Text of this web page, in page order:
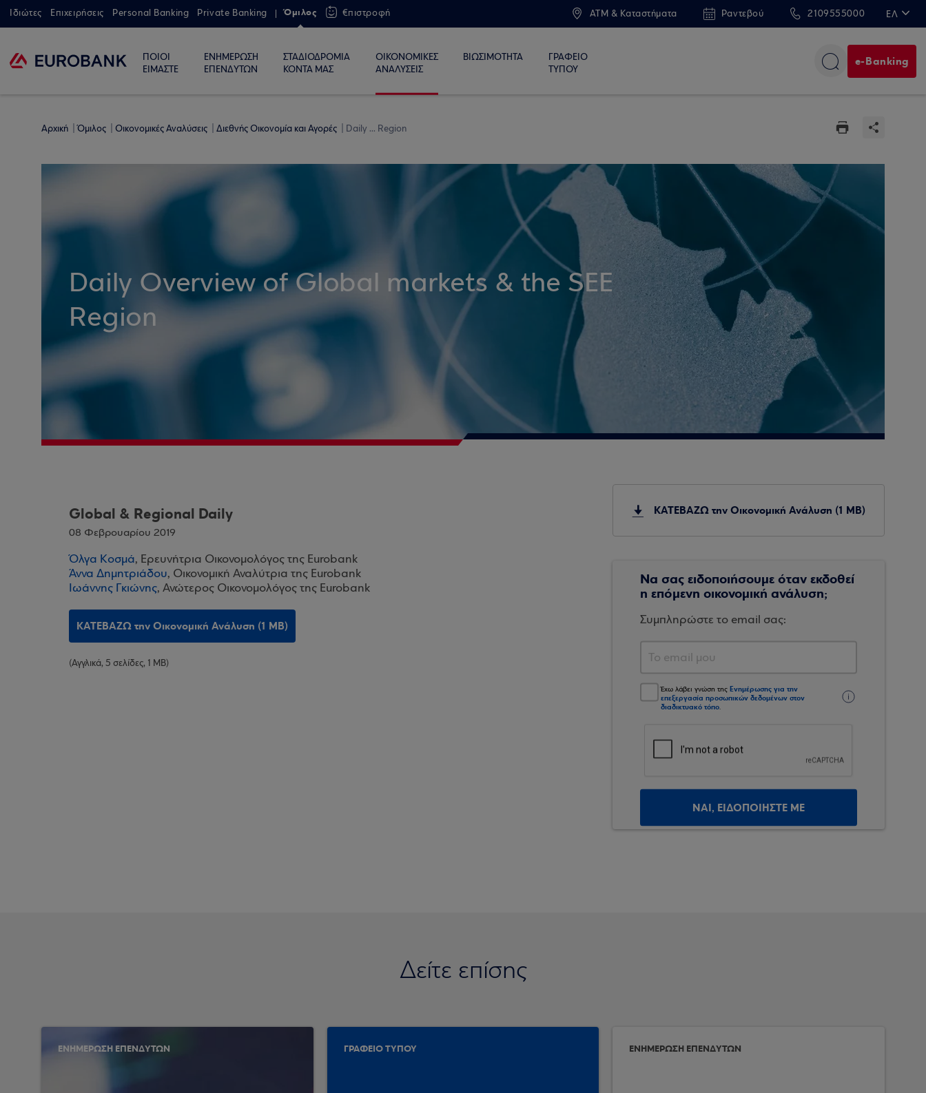
Ιδιώτες Επιχειρήσεις Personal Banking Private Banking Όμιλος €πιστροφή ATM & Καταστήματα Ραντεβού 2109555000 ΕΛ
ΠΟΙΟΙ
ΕΙΜΑΣΤΕ
ΕΝΗΜΕΡΩΣΗ
ΕΠΕΝΔΥΤΩΝ
ΣΤΑΔΙΟΔΡΟΜΙΑ
ΚΟΝΤΑ ΜΑΣ
ΟΙΚΟΝΟΜΙΚΕΣ
ΑΝΑΛΥΣΕΙΣ
ΒΙΩΣΙΜΟΤΗΤΑ
ΓΡΑΦΕΙΟ
ΤΥΠΟΥ
e-Banking
Αρχική Όμιλος Οικονομικές Αναλύσεις Διεθνής Οικονομία και Αγορές Daily ... Region
Daily Overview of Global markets & the SEE
Region
Global & Regional Daily
08 Φεβρουαρίου 2019
Όλγα Κοσμά, Ερευνήτρια Οικονομολόγος της Eurobank
Άννα Δημητριάδου, Οικονομική Αναλύτρια της Eurobank
Ιωάννης Γκιώνης, Ανώτερος Οικονομολόγος της Eurobank
ΚΑΤΕΒΑΖΩ την Οικονομική Ανάλυση (1 MB)
(Αγγλικά, 5 σελίδες, 1 MB)
ΚΑΤΕΒΑΖΩ την Οικονομική Ανάλυση (1 MB)
Να σας ειδοποιήσουμε όταν εκδοθεί
η επόμενη οικονομική ανάλυση;
Συμπληρώστε το email σας:
Έχω λάβει γνώση της Ενημέρωσης για την
επεξεργασία προσωπικών δεδομένων στον
διαδικτυακό τόπο.
ΝΑΙ, ΕΙΔΟΠΟΙΗΣΤΕ ΜΕ
Δείτε επίσης
ΕΝΗΜΕΡΩΣΗ ΕΠΕΝΔΥΤΩΝ ΓΡΑΦΕΙΟ ΤΥΠΟΥ ΕΝΗΜΕΡΩΣΗ ΕΠΕΝΔΥΤΩΝ